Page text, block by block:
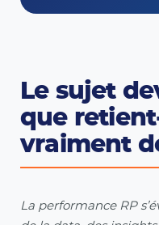
Le sujet
que
vraiment
La performance RP